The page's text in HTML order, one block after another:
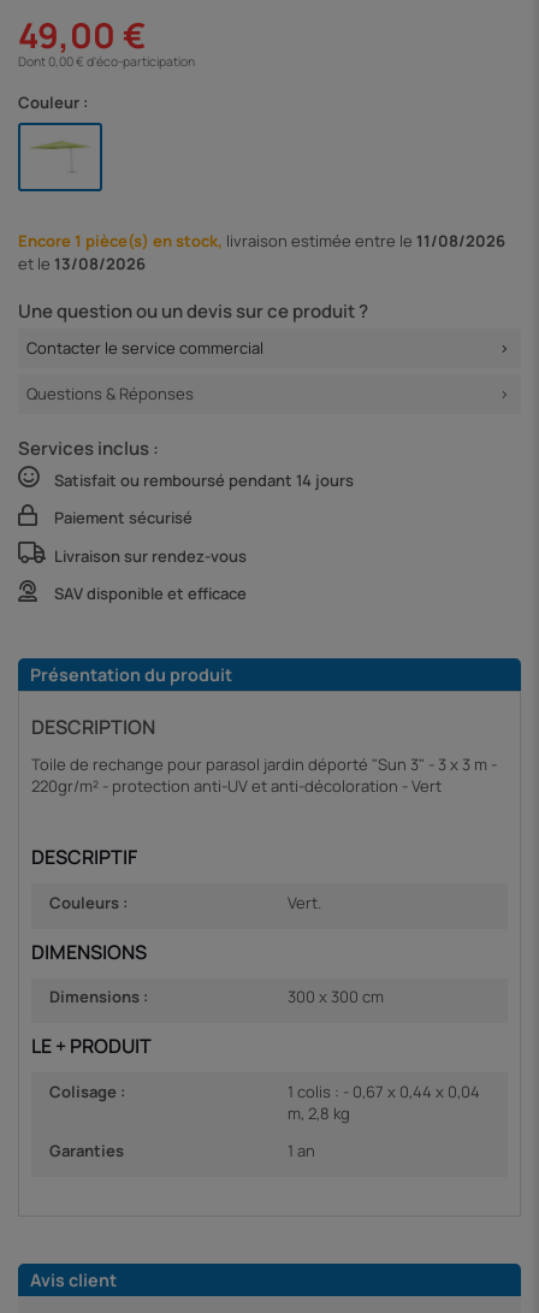
49,00 €
Dont 0,00 € d'éco-participation
Couleur :
Encore 1 pièce(s) en stock, livraison estimée entre le 11/08/2026
et le 13/08/2026
Une question ou un devis sur ce produit ?
Contacter le service commercial
Questions & Réponses
Services inclus :
Satisfait ou remboursé pendant 14 jours
Paiement sécurisé
Livraison sur rendez-vous
SAV disponible et efficace
Présentation du produit
DESCRIPTION
Toile de rechange pour parasol jardin déporté "Sun 3" - 3 x 3 m -
220gr/m² - protection anti-UV et anti-décoloration - Vert
DESCRIPTIF
Couleurs : Vert.
DIMENSIONS
Dimensions : 300 x 300 cm
LE + PRODUIT
Colisage :
1 colis : - 0,67 x 0,44 x 0,04
m, 2,8 kg
Garanties
1 an
Avis client